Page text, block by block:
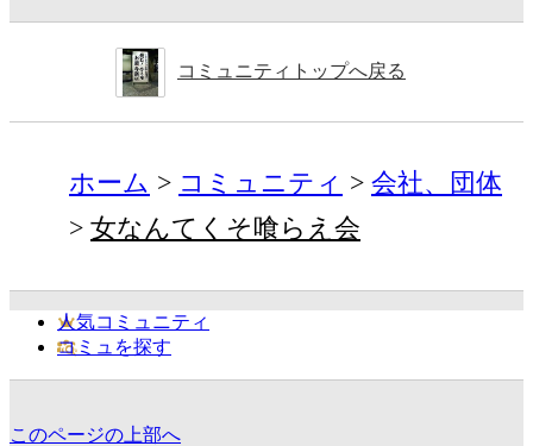
コミュニティトップへ戻る
ホーム コミュニティ
会社、団体
女なんてくそ喰らえ会
人気コミュニティ
コミュを探す
このページの上部へ